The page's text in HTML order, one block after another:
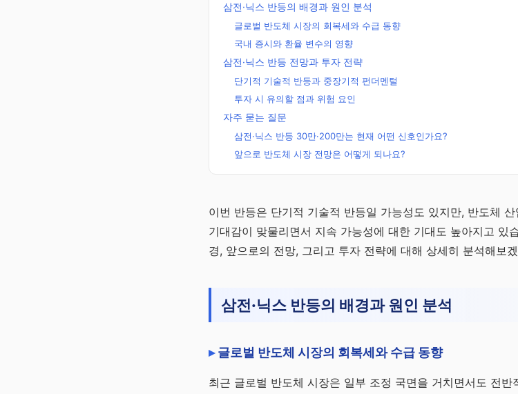
삼전·닉스 반등의 배경과 원인 분석
글로벌 반도체 시장의 회복세와 수급 동향
국내 증시와 환율 변수의 영향
삼전·닉스 반등 전망과 투자 전략
단기적 기술적 반등과 중장기적 펀더멘털
투자 시 유의할 점과 위험 요인
자주 묻는 질문
삼전·닉스 반등 30만·200만는 현재 어떤 신호인가요?
앞으로 반도체 시장 전망은 어떻게 되나요?
주정차단속알리
주정차단속 10분 전 문
자 알림 · 완전 무료
이번 반등은 단기적 기술적 반등일 가능성도 있지만, 반도체
기대감이 맞물리면서 지속 가능성에 대한 기대도 높아지고 있
경, 앞으로의 전망, 그리고 투자 전략에 대해 상세히 분석해보
삼전·닉스 반등의 배경과 원인 분석
글로벌 반도체 시장의 회복세와 수급 동향
최근 글로벌 반도체 시장은 일부 조정 국면을 거치면서도 전